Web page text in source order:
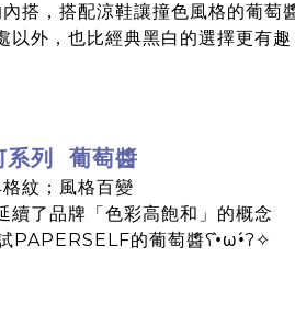
搭，搭配涼鞋讓撞色風格的葡萄
外，也比經典黑白的選擇更有趣
系列 葡萄醬
紋；風格百變
續了品牌「色彩高飽和」的概念
PAPERSELF的葡萄醬ʕ•̀ω•́ʔ✧